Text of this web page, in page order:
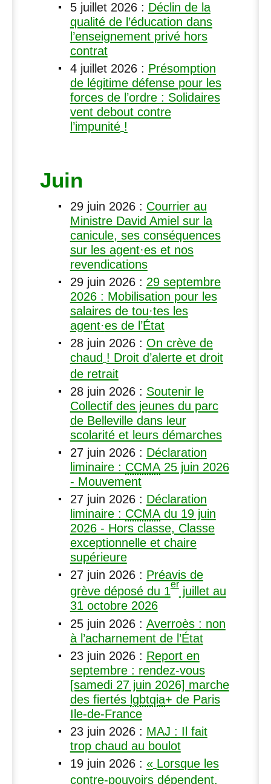
5 juillet 2026: Déclin de la
qualité de l’éducation dans
l’enseignement privé hors
contrat
4 juillet 2026: Présomption
de légitime défense pour les
forces de l’ordre : Solidaires
vent debout contre
l’impunité !
Juin
29 juin 2026: Courrier au
Ministre David Amiel sur la
canicule, ses conséquences
sur les agent·es et nos
revendications
29 juin 2026: 29 septembre
2026 : Mobilisation pour les
salaires de tou·tes les
agent·es de l’État
28 juin 2026: On crève de
chaud ! Droit d’alerte et droit
de retrait
28 juin 2026: Soutenir le
Collectif des jeunes du parc
de Belleville dans leur
scolarité et leurs démarches
27 juin 2026: Déclaration
liminaire : CCMA25 juin 2026
- Mouvement
27 juin 2026: Déclaration
liminaire : CCMAdu 19 juin
2026 - Hors classe, Classe
exceptionnelle et chaire
supérieure
27 juin 2026: Préavis de
grève déposé du 1
er
juillet au
31 octobre 2026
25 juin 2026: Averroès : non
à l’acharnement de l’État
23 juin 2026: Report en
septembre : rendez-vous
[samedi 27 juin 2026] marche
des fiertés lgbtqia+ de Paris
Ile-de-France
23 juin 2026: MAJ : Il fait
trop chaud au boulot
19 juin 2026: « Lorsque les
contre-pouvoirs dépendent,